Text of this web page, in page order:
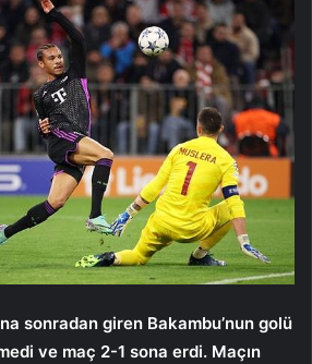
sonradan giren Bakambu’nun golü
ve maç 2-1 sona erdi. Maçın